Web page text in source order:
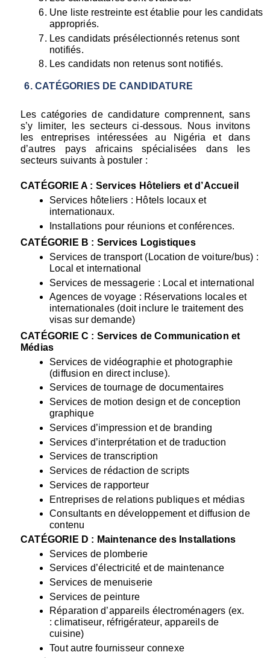
Une liste restreinte est établie pour les candidats
appropriés.
Les candidats présélectionnés retenus sont
notifiés.
Les candidats non retenus sont notifiés.
CATÉGORIES DE CANDIDATURE
Les catégories de candidature comprennent, sans
s’y limiter, les secteurs ci-dessous. Nous invitons
les entreprises intéressées au Nigéria et dans
d’autres pays africains spécialisées dans les
secteurs suivants à postuler :
CATÉGORIE A : Services Hôteliers et d’Accueil
Services hôteliers : Hôtels locaux et
internationaux.
Installations pour réunions et conférences.
CATÉGORIE B : Services Logistiques
Services de transport (Location de voiture/bus) :
Local et international
Services de messagerie : Local et international
Agences de voyage : Réservations locales et
internationales (doit inclure le traitement des
visas sur demande)
CATÉGORIE C : Services de Communication et
Médias
Services de vidéographie et photographie
(diffusion en direct incluse).
Services de tournage de documentaires
Services de motion design et de conception
graphique
Services d’impression et de branding
Services d’interprétation et de traduction
Services de transcription
Services de rédaction de scripts
Services de rapporteur
Entreprises de relations publiques et médias
Consultants en développement et diffusion de
contenu
CATÉGORIE D : Maintenance des Installations
Services de plomberie
Services d’électricité et de maintenance
Services de menuiserie
Services de peinture
Réparation d’appareils électroménagers (ex.
: climatiseur, réfrigérateur, appareils de
cuisine)
Tout autre fournisseur connexe